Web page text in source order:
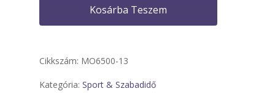
Kosárba Teszem
Cikkszám: MO6500-13
Kategória: Sport & Szabadidő